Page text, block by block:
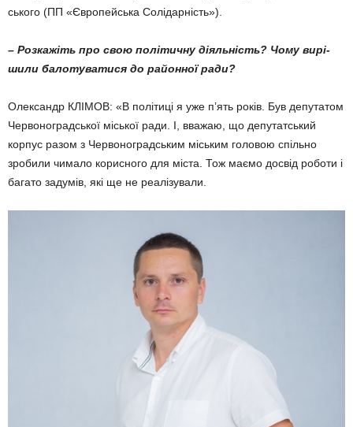
ського (ПП «Європейська Солідарність»).
– Розкажіть про свою полі­тичну діяльність? Чому вирі­
шили балотуватися до район­ної ради?
Олександр КЛІМОВ: «В політиці я уже п’ять років. Був депутатом
Червоноградської міської ради. І, вважаю, що депутатський
корпус разом з Червоноградським міським головою спільно
зробили чимало корисного для міста. Тож маємо досвід роботи і
багато задумів, які ще не реалізували.